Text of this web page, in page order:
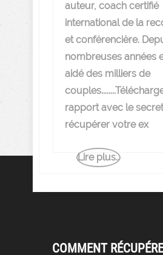
auteur, coach certifié
international de la
et conférencière.
nombreuses années
aidé des milliers de
rapport avec le
récupérer votre ex
Lire plus..
COMMENT